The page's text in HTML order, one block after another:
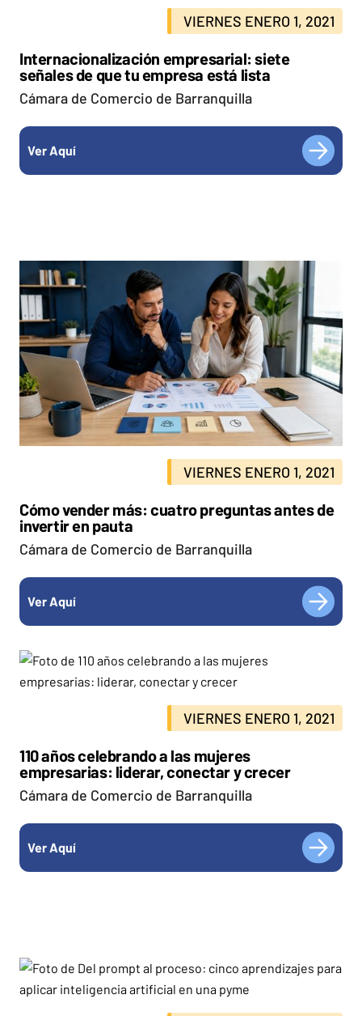
VIERNES ENERO 1, 2021
Internacionalización empresarial: siete
señales de que tu empresa está lista
Cámara de Comercio de Barranquilla
Ver Aquí
VIERNES ENERO 1, 2021
Cómo vender más: cuatro preguntas antes de
invertir en pauta
Cámara de Comercio de Barranquilla
Ver Aquí
VIERNES ENERO 1, 2021
110 años celebrando a las mujeres
empresarias: liderar, conectar y crecer
Cámara de Comercio de Barranquilla
Ver Aquí